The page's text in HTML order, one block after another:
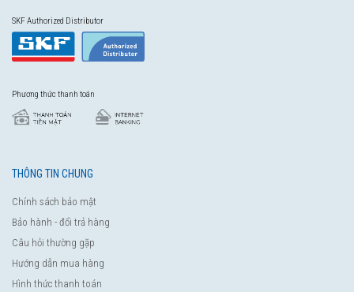
SKF Authorized Distributor
Phương thức thanh toán
THÔNG TIN CHUNG
Chính sách bảo mật
Bảo hành - đổi trả hàng
Câu hỏi thường gặp
Hướng dẫn mua hàng
Hình thức thanh toán